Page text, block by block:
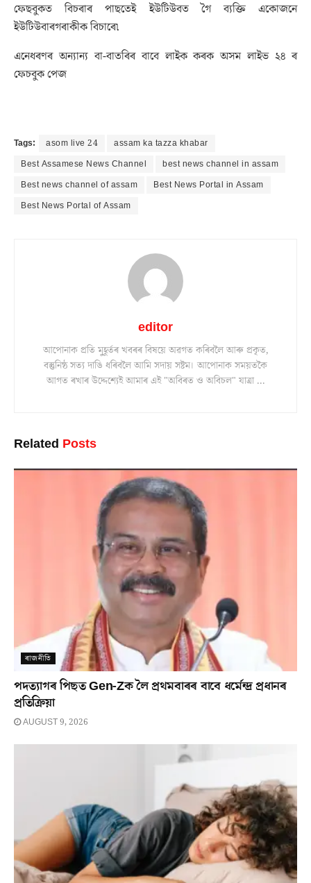
ফেছবুকত বিচৰাৰ পাছতেই ইউটিউবত গৈ ব্যক্তি একোজনে
ইউটিউবাৰগৰাকীক বিচাৰে৷
এনেধৰণৰ অন্যান্য বা-বাতৰিৰ বাবে লাইক কৰক অসম লাইভ ২৪ ৰ
ফেচবুক পেজ
Tags: asom live 24
assam ka tazza khabar
Best Assamese News Channel
best news channel in assam
Best news channel of assam
Best News Portal in Assam
Best News Portal of Assam
editor
আপোনাক প্ৰতি মুহূৰ্তৰ খবৰৰ বিষয়ে অৱগত কৰিবলৈ আৰু প্ৰকৃত,
বস্তুনিষ্ঠ সত্য দাঙি ধৰিবলৈ আমি সদায় সষ্টম। আপোনাক সময়তকৈ
আগত ৰখাৰ উদ্দেশ্যেই আমাৰ এই "অবিৰত ও অবিচল" যাত্ৰা ...
Related Posts
ৰাজনীতি
পদত্যাগৰ পিছত Gen-Zক লৈ প্ৰথমবাৰৰ বাবে ধৰ্মেন্দ্ৰ প্ৰধানৰ
প্ৰতিক্ৰিয়া
AUGUST 9, 2026